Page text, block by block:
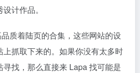
计作品。
质着陆页的合集，这些网站的设
抓取下来的。如果你没有太多时
找，那么直接来 Lapa 找可能是